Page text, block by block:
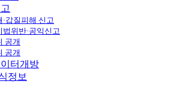
·갑질피해 신고
법위반·공익신고
공개
공개
터개방
정보